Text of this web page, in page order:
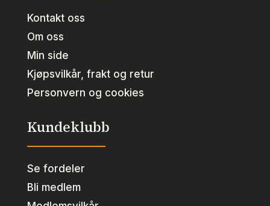
Kontakt oss
Om oss
Min side
Kjøpsvilkår, frakt og retur
Personvern og cookies
Kundeklubb
Se fordeler
Bli medlem